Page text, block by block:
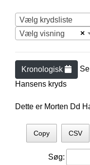
Vælg krydsliste
×
Vælg visning
Kronologisk
Hansens kryds
Dette er Morten Dd
Copy CSV
Søg: